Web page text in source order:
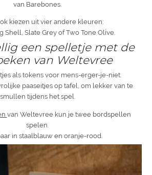
van Barebones.
kiezen uit vier andere kleuren:
Shell, Slate Grey of Two Tone Olive.
een spelletje met de
van Weltevree
als tokens voor mens-erger-je-niet.
paaseitjes op tafel, om lekker van te
smullen tijdens het spel.
van Weltevree kun je twee bordspellen
spelen.
in staalblauw en oranje-rood.